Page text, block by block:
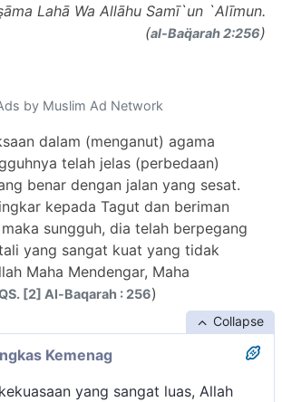
Lahā Wa Allāhu Samī`un `Alīmun.
(al-Baq̈arah 2:256)
by Muslim Ad Network
dalam (menganut) agama
telah jelas (perbedaan)
benar dengan jalan yang sesat.
kepada Tagut dan beriman
sungguh, dia telah berpegang
yang sangat kuat yang tidak
Maha Mendengar, Maha
[2] Al-Baqarah : 256)
Collapse
Kemenag
yang sangat luas, Allah